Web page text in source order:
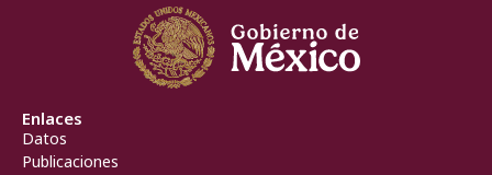
Enlaces
Datos
Publicaciones